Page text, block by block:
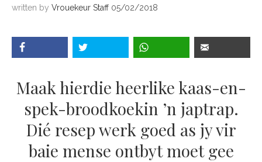
written by Vrouekeur Staff 05/02/2018
Maak hierdie heerlike kaas-en-
spek-broodkoekin ’n japtrap.
Dié resep werk goed as jy vir
baie mense ontbyt moet gee